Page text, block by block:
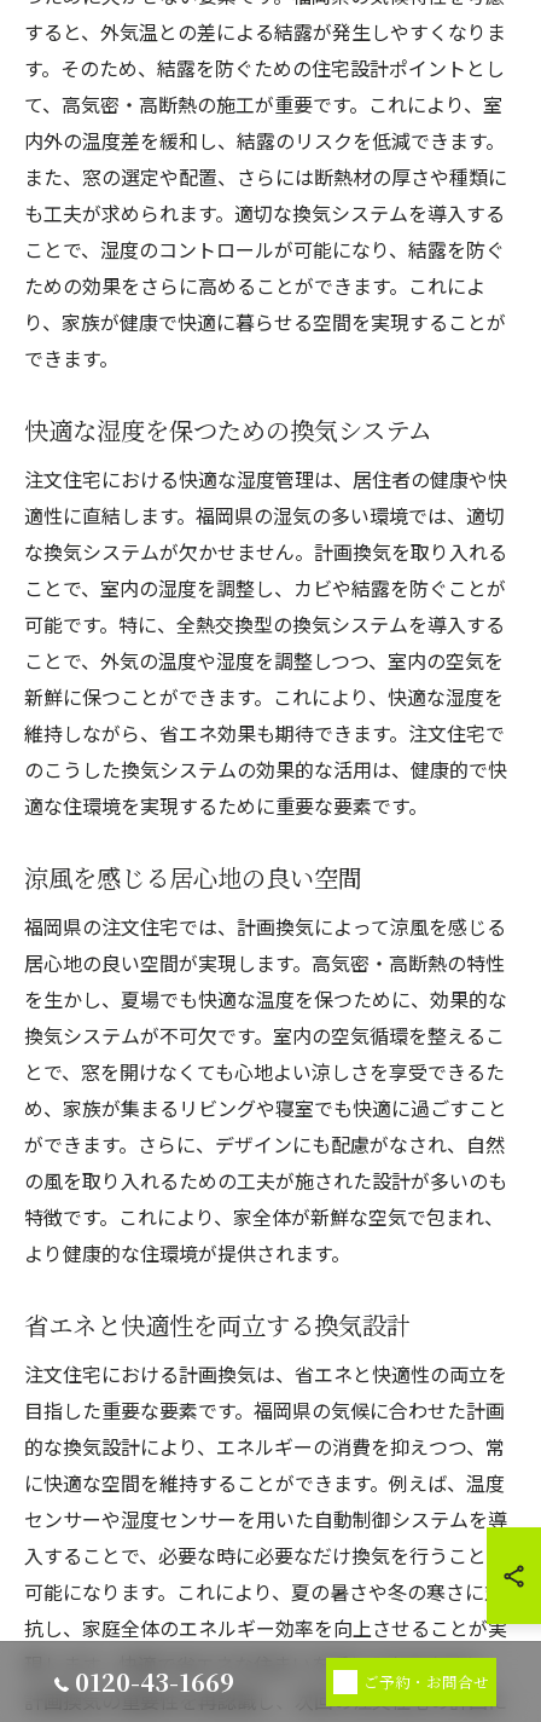
すると、外気温との差による結露が発生しやすくなりま
す。そのため、結露を防ぐための住宅設計ポイントとし
て、高気密・高断熱の施工が重要です。これにより、室
内外の温度差を緩和し、結露のリスクを低減できます。
また、窓の選定や配置、さらには断熱材の厚さや種類に
も工夫が求められます。適切な換気システムを導入する
ことで、湿度のコントロールが可能になり、結露を防ぐ
ための効果をさらに高めることができます。これによ
り、家族が健康で快適に暮らせる空間を実現することが
できます。
快適な湿度を保つための換気システム
注文住宅における快適な湿度管理は、居住者の健康や快
適性に直結します。福岡県の湿気の多い環境では、適切
な換気システムが欠かせません。計画換気を取り入れる
ことで、室内の湿度を調整し、カビや結露を防ぐことが
可能です。特に、全熱交換型の換気システムを導入する
ことで、外気の温度や湿度を調整しつつ、室内の空気を
新鮮に保つことができます。これにより、快適な湿度を
維持しながら、省エネ効果も期待できます。注文住宅で
のこうした換気システムの効果的な活用は、健康的で快
適な住環境を実現するために重要な要素です。
涼風を感じる居心地の良い空間
福岡県の注文住宅では、計画換気によって涼風を感じる
居心地の良い空間が実現します。高気密・高断熱の特性
を生かし、夏場でも快適な温度を保つために、効果的な
換気システムが不可欠です。室内の空気循環を整えるこ
とで、窓を開けなくても心地よい涼しさを享受できるた
め、家族が集まるリビングや寝室でも快適に過ごすこと
ができます。さらに、デザインにも配慮がなされ、自然
の風を取り入れるための工夫が施された設計が多いのも
特徴です。これにより、家全体が新鮮な空気で包まれ、
より健康的な住環境が提供されます。
省エネと快適性を両立する換気設計
注文住宅における計画換気は、省エネと快適性の両立を
目指した重要な要素です。福岡県の気候に合わせた計画
的な換気設計により、エネルギーの消費を抑えつつ、常
に快適な空間を維持することができます。例えば、温度
センサーや湿度センサーを用いた自動制御システムを導
入することで、必要な時に必要なだけ換気を行うことが
可能になります。これにより、夏の暑さや冬の寒さに対
抗し、家庭全体のエネルギー効率を向上させることが実
現します。快適で省エネな住まいを手に入れるために、
計画換気の重要性を再認識し、次回の注文住宅の計画に
0120-43-1669 ご予約・お問合せ